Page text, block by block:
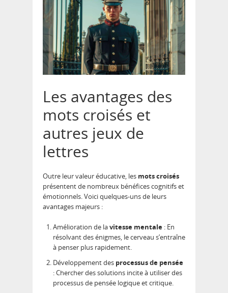
Les avantages des
mots croisés et
autres jeux de
lettres
Outre leur valeur éducative, les mots croisés
présentent de nombreux bénéfices cognitifs et
émotionnels. Voici quelques-uns de leurs
avantages majeurs :
Amélioration de lavitesse mentale : En
résolvant des énigmes, le cerveau s’entraîne
à penser plus rapidement.
Développement des processus de pensée
: Chercher des solutions incite à utiliser des
processus de pensée logique et critique.